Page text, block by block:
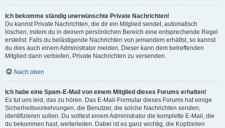
Ich bekomme ständig unerwünschte Private Nachrichten!
Du kannst Private Nachrichten, die dir ein Mitglied sendet, automatisch
löschen, indem du in deinem persönlichen Bereich eine entsprechende Regel
erstellst. Falls du belästigende Nachrichten von jemandem erhältst, so kannst
du dies auch einem Administrator melden. Dieser kann dem betreffenden
Mitglied dann verbieten, Private Nachrichten zu versenden.
Nach oben
Ich habe eine Spam-E-Mail von einem Mitglied dieses Forums erhalten!
Es tut uns leid, das zu hören. Das E-Mail-Formular dieses Forums hat einige
Sicherheitsvorkehrungen, die Benutzer, die solche Nachrichten senden,
identifizieren sollen. Du solltest einem Administrator die komplette E-Mail, die
du bekommen hast, weiterleiten. Dabei ist es ganz wichtig, die Kopfzeilen